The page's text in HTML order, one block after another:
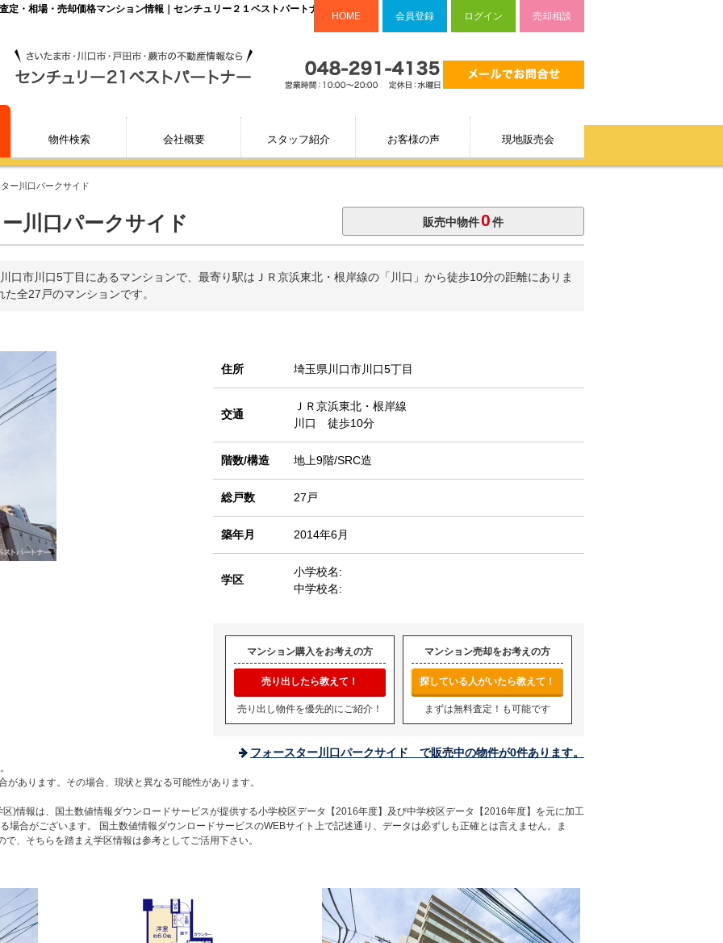
・相場・売却価格マンション情報｜センチュリー２１ベストパートナー
HOME 会員登録 ログイン 売却相談
物件検索 会社概要 スタッフ紹介 お客様の声 現地販売会
ー川口パークサイド
川口パークサイド 販売中物件0件
市川口5丁目にあるマンションで、最寄り駅はＪＲ京浜東北・根岸線の「川口」から徒歩10分の距離にありま
全27戸のマンションです。
住所 埼玉県川口市川口5丁目
交通
ＪＲ京浜東北・根岸線
川口 徒歩10分
階数/構造 地上9階/SRC造
総戸数 27戸
築年月 2014年6月
学区
小学校名:
中学校名:
マンション購入をお考えの方
売り出したら教えて！
売り出し物件を優先的にご紹介！
マンション売却をお考えの方
探している人がいたら教えて！
まずは無料査定！も可能です
フォースター川口パークサイド で販売中の物件が0件あります。
あります。その場合、現状と異なる可能性があります。
)情報は、国土数値情報ダウンロードサービスが提供する小学校区データ【2016年度】及び中学校区データ【2016年度】を元に加工
場合がございます。 国土数値情報ダウンロードサービスのWEBサイト上で記述通り、データは必ずしも正確とは言えません。ま
、そちらを踏まえ学区情報は参考としてご活用下さい。